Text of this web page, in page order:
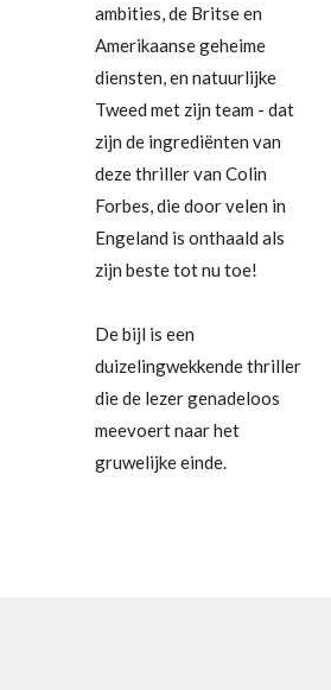
ambities, de Britse en
Amerikaanse geheime
diensten, en natuurlijke
Tweed met zijn team - dat
zijn de ingrediënten van
deze thriller van Colin
Forbes, die door velen in
Engeland is onthaald als
zijn beste tot nu toe!
De bijl is een
duizelingwekkende thriller
die de lezer genadeloos
meevoert naar het
gruwelijke einde.